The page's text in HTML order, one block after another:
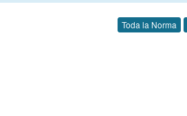
Toda la Norma